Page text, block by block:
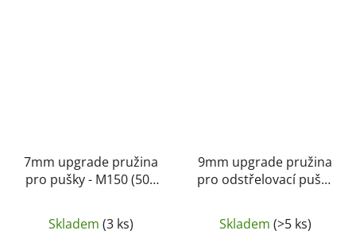
7mm upgrade pružina
pro pušky - M150 (500
Skladem (3 ks)
9mm upgrade pružina
pro odstřelovací pušky
Skladem (>5 ks)